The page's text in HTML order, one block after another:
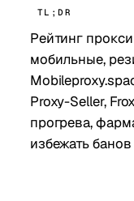
TL;DR
Рейтинг
мобильные,
Proxy-Seller,
прогревa,
избежать